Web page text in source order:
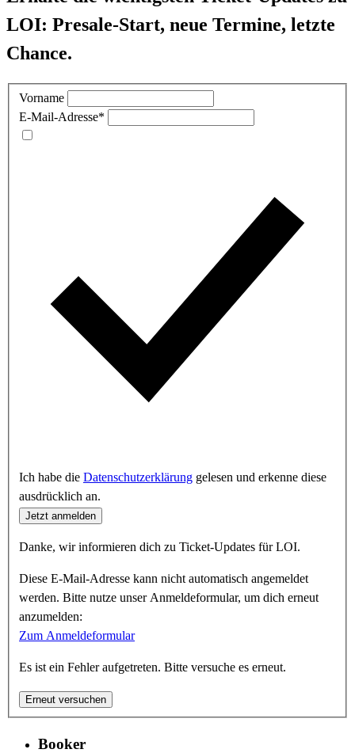
LOI: Presale-Start, neue Termine, letzte
Chance.
Vorname
E-Mail-Adresse*
Ich habe die Datenschutzerklärung gelesen und erkenne diese
ausdrücklich an.
Jetzt anmelden
Danke, wir informieren dich zu Ticket-Updates für LOI.
Diese E-Mail-Adresse kann nicht automatisch angemeldet
werden. Bitte nutze unser Anmeldeformular, um dich erneut
anzumelden:
Zum Anmeldeformular
Es ist ein Fehler aufgetreten. Bitte versuche es erneut.
Erneut versuchen
Booker